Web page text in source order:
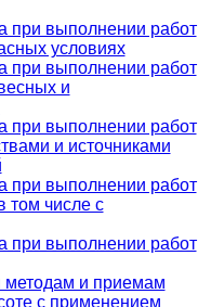
при выполнении работ
условиях
при выполнении работ
и
при выполнении работ
и источниками
при выполнении работ
том числе с
при выполнении работ
и приемам
с применением